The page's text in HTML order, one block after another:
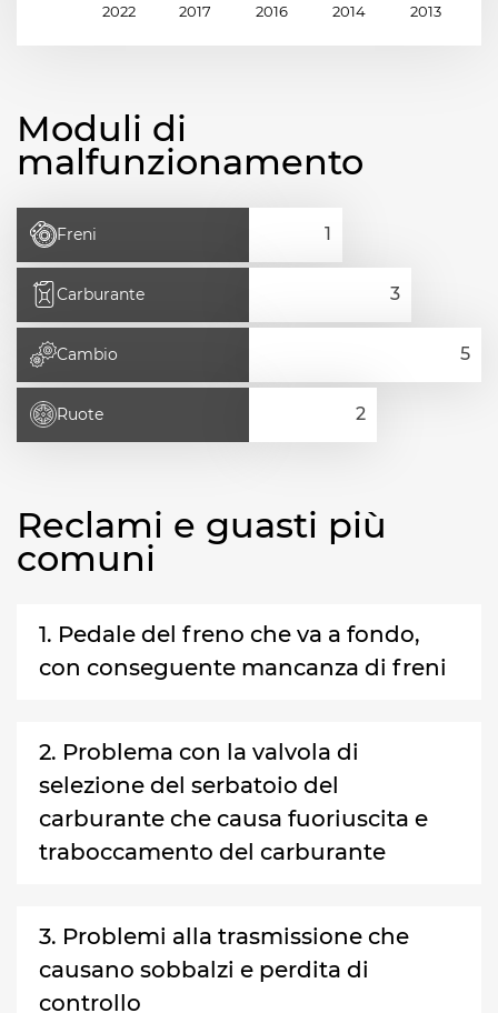
2022 2017 2016 2014 2013
Moduli di
malfunzionamento
Freni
Carburante
Cambio
Ruote
Reclami e guasti più
comuni
1. Pedale del freno che va a fondo,
con conseguente mancanza di freni
2. Problema con la valvola di
selezione del serbatoio del
carburante che causa fuoriuscita e
traboccamento del carburante
3. Problemi alla trasmissione che
causano sobbalzi e perdita di
controllo